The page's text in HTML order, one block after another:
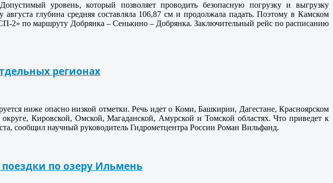
уровень, который позволяет проводить безопасную погрузку и выгрузку
глубина средняя составляла 106,87 см и продолжала падать. Поэтому в Камском
2» по маршруту Добрянка – Сенькино – Добрянка. Заключительный рейс по расписанию
регионах
ниже опасно низкой отметки. Речь идет о Коми, Башкирии, Дагестане, Красноярском
Кировской, Омской, Магаданской, Амурской и Томской областях. Что приведет к
сообщил научный руководитель Гидрометцентра России Роман Вильфанд.
по озеру Ильмень